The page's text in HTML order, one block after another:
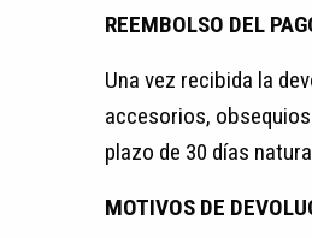
REEMBOLSO DEL
Una vez recibida la
accesorios,
plazo de 30 días
MOTIVOS DE